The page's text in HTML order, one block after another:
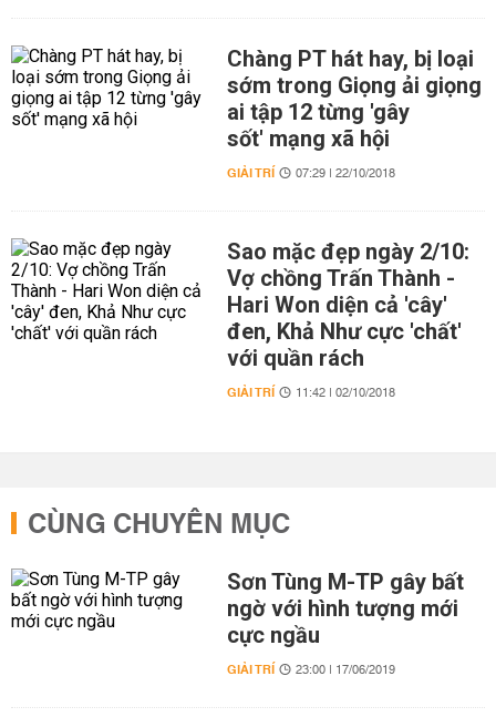
Chàng PT hát hay, bị loại
sớm trong Giọng ải giọng
ai tập 12 từng 'gây
sốt' mạng xã hội
GIẢI TRÍ 07:29 | 22/10/2018
Sao mặc đẹp ngày 2/10:
Vợ chồng Trấn Thành -
Hari Won diện cả 'cây'
đen, Khả Như cực 'chất'
với quần rách
GIẢI TRÍ 11:42 | 02/10/2018
CÙNG CHUYÊN MỤC
Sơn Tùng M-TP gây bất
ngờ với hình tượng mới
cực ngầu
GIẢI TRÍ 23:00 | 17/06/2019